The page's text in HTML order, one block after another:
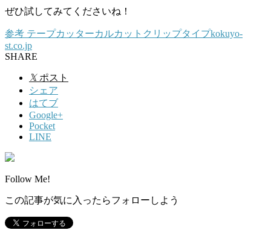
ぜひ試してみてくださいね！
参考 テープカッターカルカットクリップタイプkokuyo-
st.co.jp
SHARE
𝕏 ポスト
シェア
はてブ
Google+
Pocket
LINE
Follow Me!
この記事が気に入ったらフォローしよう